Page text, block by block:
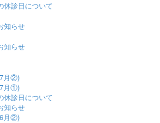
休診日について
知らせ
知らせ
月②)
月①)
休診日について
知らせ
月②)